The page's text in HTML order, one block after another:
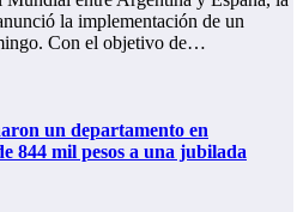
la implementación de un
Con el objetivo de…
un departamento en
844 mil pesos a una jubilada